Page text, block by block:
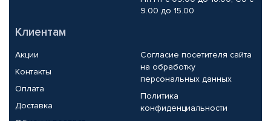
9.00 до 15.00
Клиентам
Акции
Контакты
Оплата
Доставка
Согласие посетителя сайта
на обработку
персональных данных
Политика
конфиденциальности